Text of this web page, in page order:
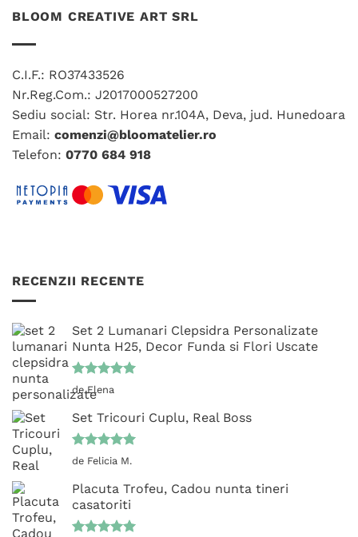
produsului.
BLOOM CREATIVE ART SRL
C.I.F.: RO37433526
Nr.Reg.Com.: J2017000527200
Sediu social: Str. Horea nr.104A, Deva, jud. Hunedoara
Email: comenzi@bloomatelier.ro
Telefon: 0770 684 918
RECENZII RECENTE
Set 2 Lumanari Clepsidra Personalizate
Nunta H25, Decor Funda si Flori Uscate
Evaluat la
5din 5
de Elena
Set Tricouri Cuplu, Real Boss
Evaluat la
de Felicia M.
Placuta Trofeu, Cadou nunta tineri
casatoriti